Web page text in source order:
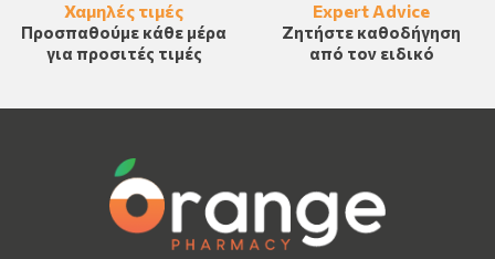
Χαμηλές τιμές
Προσπαθούμε κάθε μέρα
για προσιτές τιμές
Expert Advice
Ζητήστε καθοδήγηση
από τον ειδικό